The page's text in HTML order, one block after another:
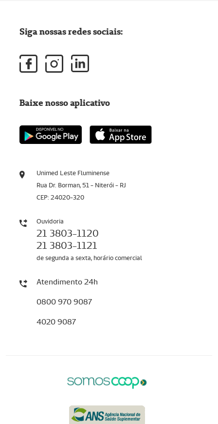
Unimed Leste Fluminense
Rua Dr. Borman, 51 - Niterói - RJ
CEP: 24020-320
Ouvidoria
21 3803-1120
21 3803-1121
de segunda a sexta, horário comercial
Atendimento 24h
0800 970 9087
4020 9087
Siga nossas redes sociais:
Baixe nosso aplicativo